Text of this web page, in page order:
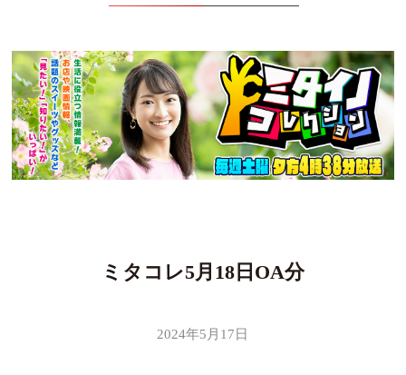
ミタコレ5月18日OA分
2024年5月17日